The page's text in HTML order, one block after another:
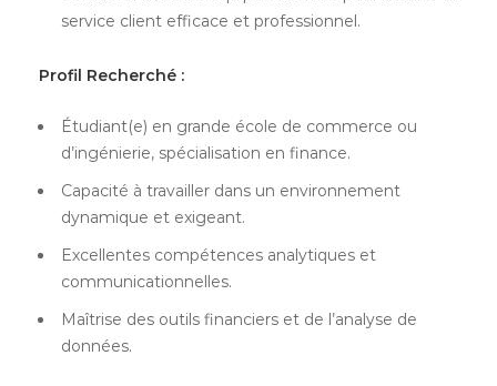
service client efficace et professionnel.
Profil Recherché :
Étudiant(e) en grande école de commerce ou
d’ingénierie, spécialisation en finance.
Capacité à travailler dans un environnement
dynamique et exigeant.
Excellentes compétences analytiques et
communicationnelles.
Maîtrise des outils financiers et de l’analyse de
données.